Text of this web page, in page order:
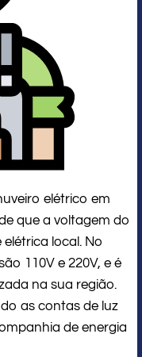
elétrico em
que a voltagem do
local. No
110V e 220V, e é
na sua região.
as contas de luz
de energia